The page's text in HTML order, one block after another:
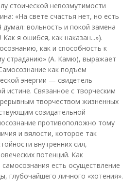
стоической невозмутимости
«На свете счастья нет, но есть
вольность и покой замена
я ошибся, как наказан...»).
как и способность к
страданию» (А. Камю), выражает
как подъем
энергии — свидетель
истине. Связанное с творческим
творчеством жизненных
созидательной
противоположно тому
и вялости, которое так
внутренних сил,
потенций. Как
самосознания есть осуществление
глубочайшего личного «хотения».